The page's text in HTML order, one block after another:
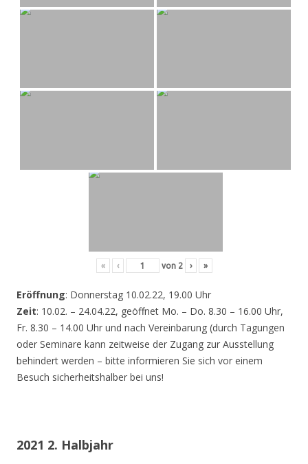
« ‹ von 2 › »
Eröffnung: Donnerstag 10.02.22, 19.00 Uhr
Zeit: 10.02. – 24.04.22, geöffnet Mo. – Do. 8.30 – 16.00 Uhr,
Fr. 8.30 – 14.00 Uhr und nach Vereinbarung (durch Tagungen
oder Seminare kann zeitweise der Zugang zur Ausstellung
behindert werden – bitte informieren Sie sich vor einem
Besuch sicherheitshalber bei uns!
2021 2. Halbjahr